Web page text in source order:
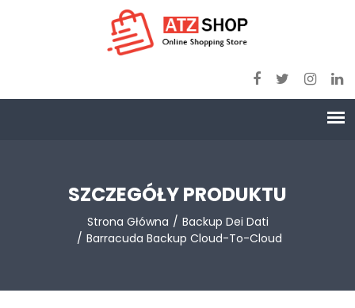
SZCZEGÓŁY PRODUKTU
Strona Główna
Backup Dei Dati
Barracuda Backup Cloud-To-Cloud